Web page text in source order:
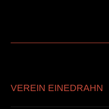
VEREIN EINEDRAHN